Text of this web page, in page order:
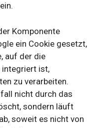
Komponente
ein Cookie gesetzt,
auf der die
integriert ist,
zu verarbeiten.
nicht durch das
sondern läuft
soweit es nicht von